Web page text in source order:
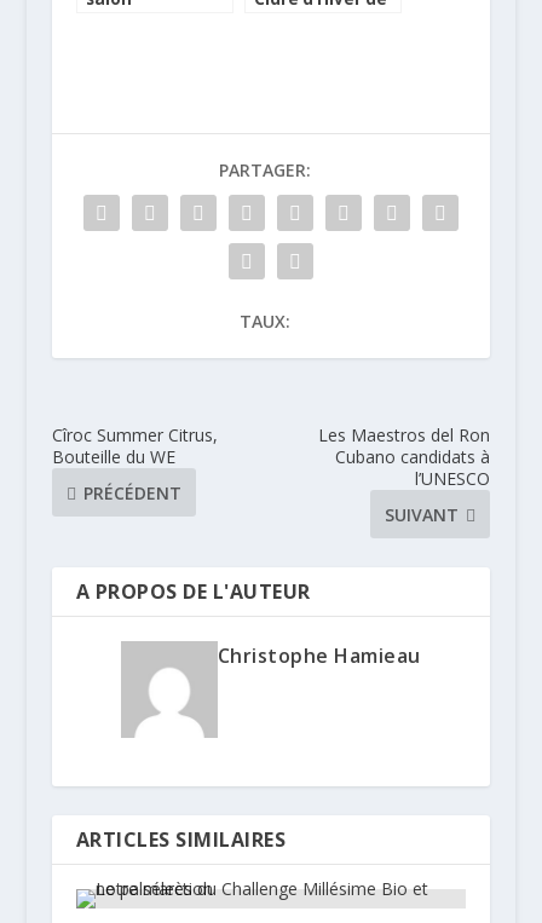
PARTAGER:
TAUX:
Cîroc Summer Citrus,
Bouteille du WE
PRÉCÉDENT
Les Maestros del Ron
Cubano candidats à
l’UNESCO
SUIVANT
A PROPOS DE L'AUTEUR
Christophe Hamieau
ARTICLES SIMILAIRES